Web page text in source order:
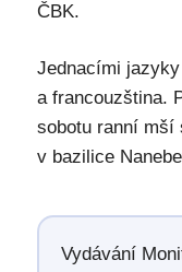
ČBK.
Jednacími
a francouzština.
sobotu ranní mší
v bazilice
Vydávání